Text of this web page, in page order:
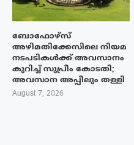
ബോഫോഴ്‌സ്
അഴിമതിക്കേസിലെ നിയമ
നടപടികൾക്ക് അവസാനം
കുറിച്ച് സുപ്രീം കോടതി;
അവസാന അപ്പീലും തള്ളി
August 7, 2026